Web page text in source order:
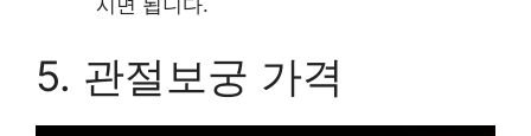
시면 됩니다.
5. 관절보궁 가격